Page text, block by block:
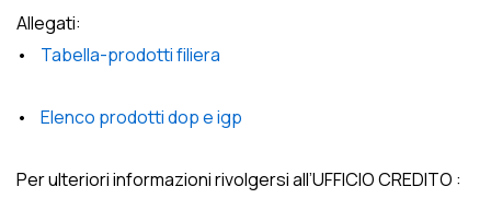
Allegati:
• Tabella-prodotti filiera
• Elenco prodotti dop e igp
Per ulteriori informazioni rivolgersi all’UFFICIO CREDITO :